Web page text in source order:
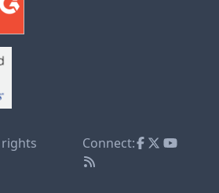
rights
Connect: